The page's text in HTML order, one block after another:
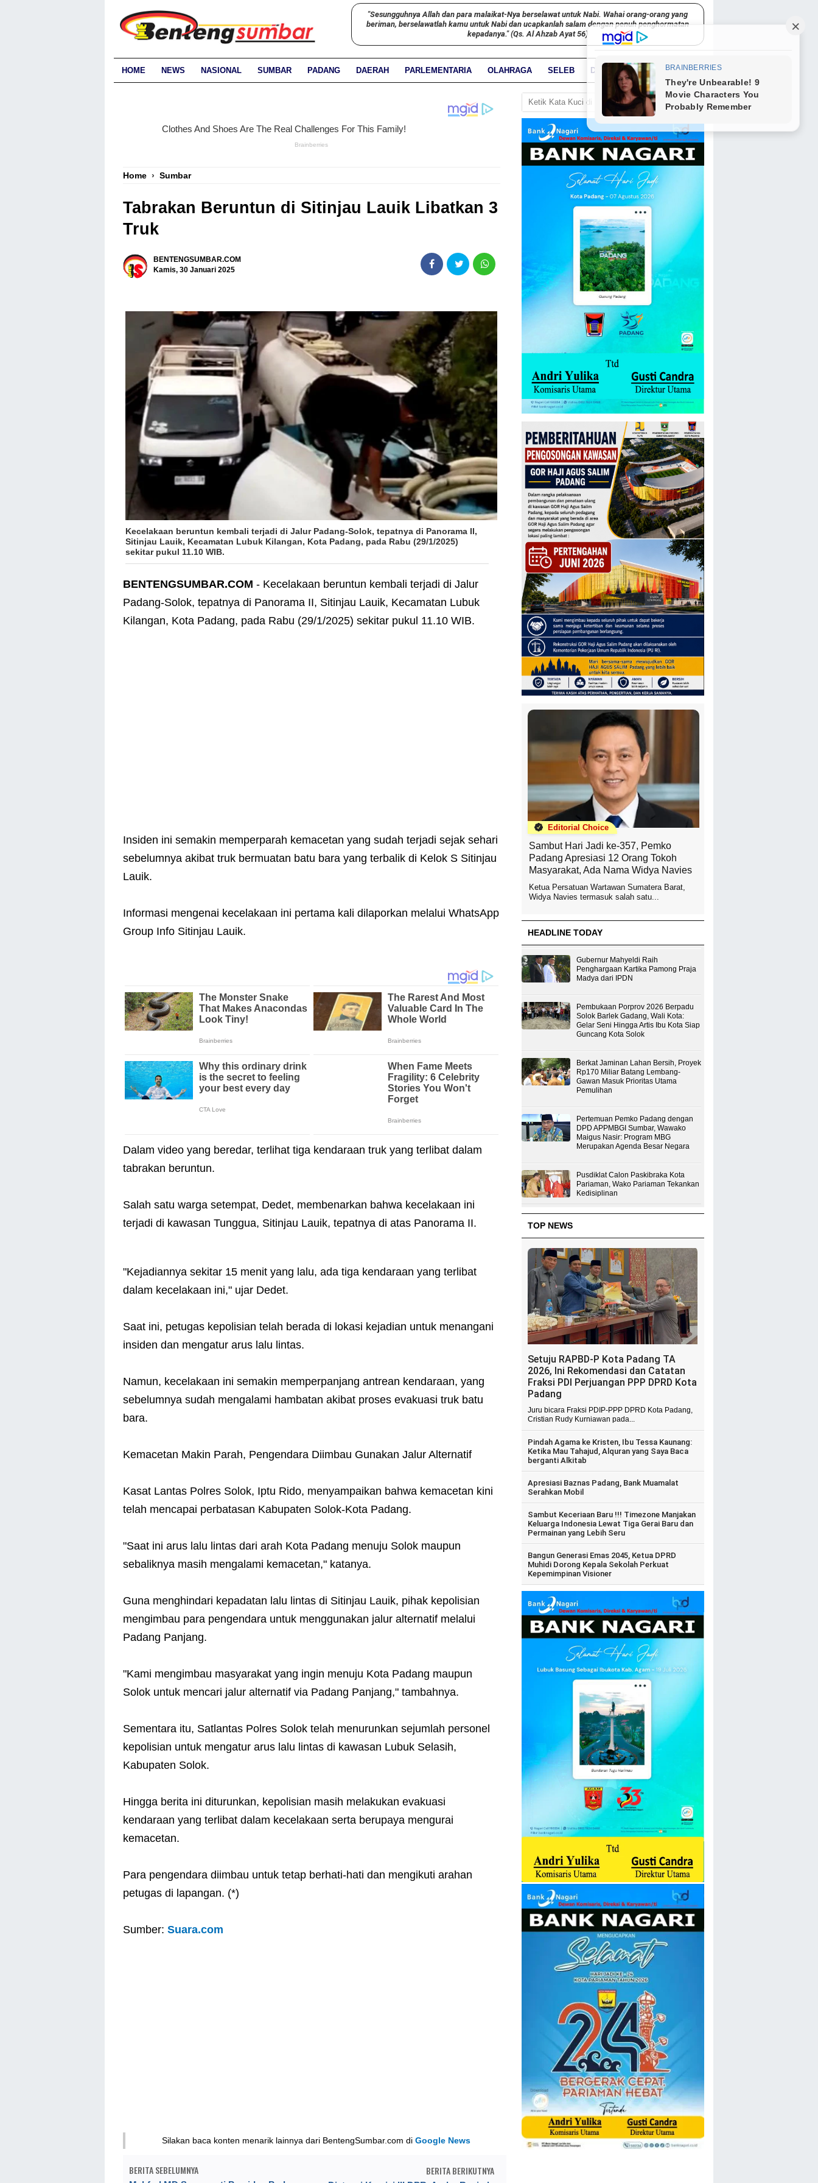
"Sesungguhnya Allah dan para malaikat-Nya berselawat untuk Nabi. Wahai orang-orang yang
beriman, berselawatlah kamu untuk Nabi dan ucapkanlah salam dengan penuh penghormatan
kepadanya." (Qs. Al Ahzab Ayat 56)
HOME NEWS NASIONAL SUMBAR PADANG DAERAH PARLEMENTARIA OLAHRAGA SELEB DUNIA PARIWARA
Home › Sumbar
Tabrakan Beruntun di Sitinjau Lauik Libatkan 3
Truk
BENTENGSUMBAR.COM
Kamis, 30 Januari 2025
Kecelakaan beruntun kembali terjadi di Jalur Padang-Solok, tepatnya di Panorama II,
Sitinjau Lauik, Kecamatan Lubuk Kilangan, Kota Padang, pada Rabu (29/1/2025)
sekitar pukul 11.10 WIB.
BENTENGSUMBAR.COM - Kecelakaan beruntun kembali terjadi di Jalur
Padang-Solok, tepatnya di Panorama II, Sitinjau Lauik, Kecamatan Lubuk
Kilangan, Kota Padang, pada Rabu (29/1/2025) sekitar pukul 11.10 WIB.
Insiden ini semakin memperparah kemacetan yang sudah terjadi sejak sehari
sebelumnya akibat truk bermuatan batu bara yang terbalik di Kelok S Sitinjau
Lauik.
Informasi mengenai kecelakaan ini pertama kali dilaporkan melalui WhatsApp
Group Info Sitinjau Lauik.
Dalam video yang beredar, terlihat tiga kendaraan truk yang terlibat dalam
tabrakan beruntun.
Salah satu warga setempat, Dedet, membenarkan bahwa kecelakaan ini
terjadi di kawasan Tunggua, Sitinjau Lauik, tepatnya di atas Panorama II.
"Kejadiannya sekitar 15 menit yang lalu, ada tiga kendaraan yang terlibat
dalam kecelakaan ini," ujar Dedet.
Saat ini, petugas kepolisian telah berada di lokasi kejadian untuk menangani
insiden dan mengatur arus lalu lintas.
Namun, kecelakaan ini semakin memperpanjang antrean kendaraan, yang
sebelumnya sudah mengalami hambatan akibat proses evakuasi truk batu
bara.
Kemacetan Makin Parah, Pengendara Diimbau Gunakan Jalur Alternatif
Kasat Lantas Polres Solok, Iptu Rido, menyampaikan bahwa kemacetan kini
telah mencapai perbatasan Kabupaten Solok-Kota Padang.
"Saat ini arus lalu lintas dari arah Kota Padang menuju Solok maupun
sebaliknya masih mengalami kemacetan," katanya.
Guna menghindari kepadatan lalu lintas di Sitinjau Lauik, pihak kepolisian
mengimbau para pengendara untuk menggunakan jalur alternatif melalui
Padang Panjang.
"Kami mengimbau masyarakat yang ingin menuju Kota Padang maupun
Solok untuk mencari jalur alternatif via Padang Panjang," tambahnya.
Sementara itu, Satlantas Polres Solok telah menurunkan sejumlah personel
kepolisian untuk mengatur arus lalu lintas di kawasan Lubuk Selasih,
Kabupaten Solok.
Hingga berita ini diturunkan, kepolisian masih melakukan evakuasi
kendaraan yang terlibat dalam kecelakaan serta berupaya mengurai
kemacetan.
Para pengendara diimbau untuk tetap berhati-hati dan mengikuti arahan
petugas di lapangan. (*)
Sumber: Suara.com
Silakan baca konten menarik lainnya dari BentengSumbar.com diGoogle News
BERITA SEBELUMNYA BERITA BERIKUTNYA
GO
Editorial Choice
Sambut Hari Jadi ke-357, Pemko
Padang Apresiasi 12 Orang Tokoh
Masyarakat, Ada Nama Widya Navies
Ketua Persatuan Wartawan Sumatera Barat,
Widya Navies termasuk salah satu...
HEADLINE TODAY
Gubernur Mahyeldi Raih
Penghargaan Kartika Pamong Praja
Madya dari IPDN
Pembukaan Porprov 2026 Berpadu
Solok Barlek Gadang, Wali Kota:
Gelar Seni Hingga Artis Ibu Kota Siap
Guncang Kota Solok
Berkat Jaminan Lahan Bersih, Proyek
Rp170 Miliar Batang Lembang-
Gawan Masuk Prioritas Utama
Pemulihan
Pertemuan Pemko Padang dengan
DPD APPMBGI Sumbar, Wawako
Maigus Nasir: Program MBG
Merupakan Agenda Besar Negara
Pusdiklat Calon Paskibraka Kota
Pariaman, Wako Pariaman Tekankan
Kedisiplinan
TOP NEWS
Setuju RAPBD-P Kota Padang TA
2026, Ini Rekomendasi dan Catatan
Fraksi PDI Perjuangan PPP DPRD Kota
Padang
Juru bicara Fraksi PDIP-PPP DPRD Kota Padang,
Cristian Rudy Kurniawan pada...
Pindah Agama ke Kristen, Ibu Tessa Kaunang:
Ketika Mau Tahajud, Alquran yang Saya Baca
berganti Alkitab
Apresiasi Baznas Padang, Bank Muamalat
Serahkan Mobil
Sambut Keceriaan Baru !!! Timezone Manjakan
Keluarga Indonesia Lewat Tiga Gerai Baru dan
Permainan yang Lebih Seru
Bangun Generasi Emas 2045, Ketua DPRD
Muhidi Dorong Kepala Sekolah Perkuat
Kepemimpinan Visioner